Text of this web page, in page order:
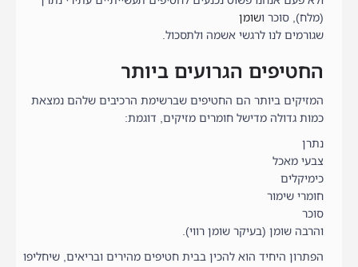
(מלח), סוכר ושומן
שגורמים לנו לרגשי אשמה ולתסכול.
החטיפים הגרועים ביותר
המזיקים ביותר הם החטיפים שברשימת הרכיבים שלהם נמצאת
כמות גדולה מדישל חומרים מזיקים, דוגמת:
נתרן
צבעי מאכל
כימיקלים
חומרי שימור
סוכר
והרבה שומן (בעיקר שומן רווי).
הפתרון היחיד הוא להכין בבית חטיפים מהירים ובריאים, שיחליפו